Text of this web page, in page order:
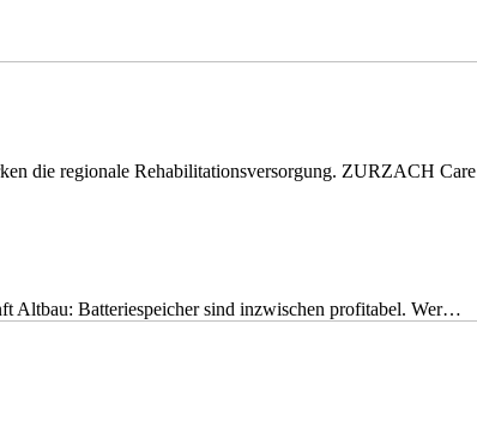
die regionale Rehabilitationsversorgung. ZURZACH
Altbau: Batteriespeicher sind inzwischen profitabel. Wer…